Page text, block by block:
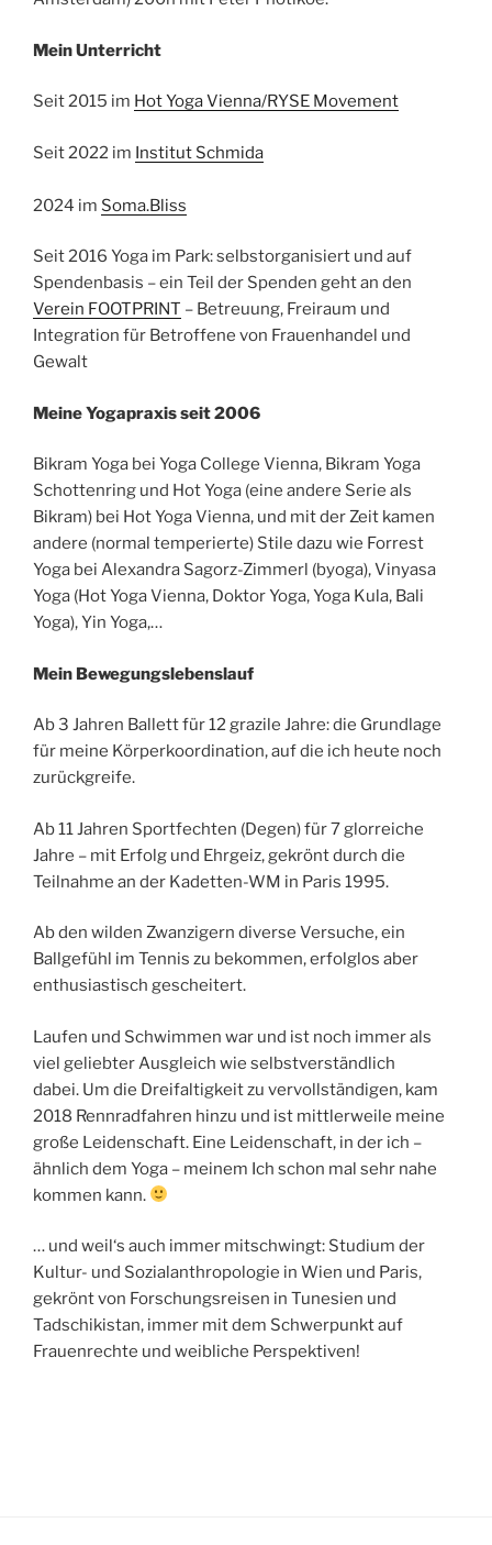
Mein Unterricht
Seit 2015 im Hot Yoga Vienna/RYSE Movement
Seit 2022 im Institut Schmida
2024 im Soma.Bliss
Seit 2016 Yoga im Park: selbstorganisiert und auf
Spendenbasis – ein Teil der Spenden geht an den
Verein FOOTPRINT – Betreuung, Freiraum und
Integration für Betroffene von Frauenhandel und
Gewalt
Meine Yogapraxis seit 2006
Bikram Yoga bei Yoga College Vienna, Bikram Yoga
Schottenring und Hot Yoga (eine andere Serie als
Bikram) bei Hot Yoga Vienna, und mit der Zeit kamen
andere (normal temperierte) Stile dazu wie Forrest
Yoga bei Alexandra Sagorz-Zimmerl (byoga), Vinyasa
Yoga (Hot Yoga Vienna, Doktor Yoga, Yoga Kula, Bali
Yoga), Yin Yoga,…
Mein Bewegungslebenslauf
Ab 3 Jahren Ballett für 12 grazile Jahre: die Grundlage
für meine Körperkoordination, auf die ich heute noch
zurückgreife.
Ab 11 Jahren Sportfechten (Degen) für 7 glorreiche
Jahre – mit Erfolg und Ehrgeiz, gekrönt durch die
Teilnahme an der Kadetten-WM in Paris 1995.
Ab den wilden Zwanzigern diverse Versuche, ein
Ballgefühl im Tennis zu bekommen, erfolglos aber
enthusiastisch gescheitert.
Laufen und Schwimmen war und ist noch immer als
viel geliebter Ausgleich wie selbstverständlich
dabei. Um die Dreifaltigkeit zu vervollständigen, kam
2018 Rennradfahren hinzu und ist mittlerweile meine
große Leidenschaft. Eine Leidenschaft, in der ich –
ähnlich dem Yoga – meinem Ich schon mal sehr nahe
kommen kann.
… und weil‘s auch immer mitschwingt: Studium der
Kultur- und Sozialanthropologie in Wien und Paris,
gekrönt von Forschungsreisen in Tunesien und
Tadschikistan, immer mit dem Schwerpunkt auf
Frauenrechte und weibliche Perspektiven!